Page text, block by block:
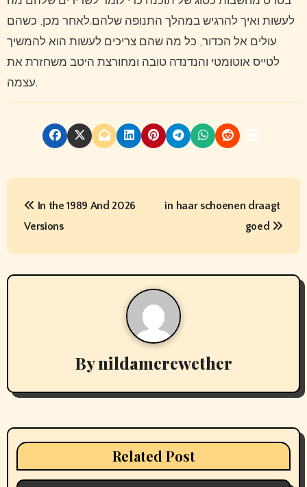
לעשות ואיך להרגיש במהלך התנופה שלהם.לאחר מכן, כשהם
עולים אל הכדור, כל מה שהם צריכים לעשות הוא להמשיך
לטייס אוטומטי והנדנדה טובה ומחורצת היטב משחזרת את
עצמה.
P
s
t
i
a
In the 1989 And 2026
Versions
in haar schoenen draagt ​​
goed
Bynildamerewether
Related Post